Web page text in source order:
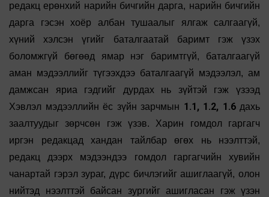
редакц ерөнхий нарийн бичгийн дарга, нарийн бичгийн
дарга гэсэн хоёр албан тушаалыг ялгаж салгаагүй,
хүний хэлсэн үгийг баталгаатай баримт гэж үзэх
боломжгүй бөгөөд ямар нэг баримтгүй, баталгаагүй
аман мэдээллийг түгээхдээ баталгаагүй мэдээлэл, ам
дамжсан яриа гэдгийг дурдах нь зүйтэй гэж үзээд
Хэвлэл мэдээллийн ёс зүйн зарчмын 1.1, 1.2, 1.6дахь
заалтуудыг зөрчсөн гэж үзэв. Харин гомдол гаргагч
иргэн редакцад хандан тайлбар өгөх нь нээлттэй,
редакц дээрх мэдээндээ гомдол гаргагчийн хувийн
чанартай гэрэл зураг, дүрс бичлэгийг ашиглаагүй, олон
нийтэд нээлттэй байсан зургийг ашигласан гэж үзэн